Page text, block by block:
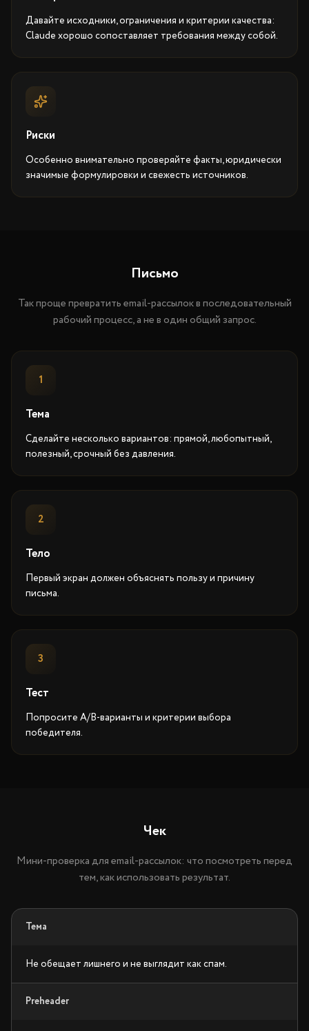
Давайте исходники, ограничения и критерии качества:
Claude хорошо сопоставляет требования между собой.
Риски
Особенно внимательно проверяйте факты, юридически
значимые формулировки и свежесть источников.
Письмо
Так проще превратить email-рассылок в последовательный
рабочий процесс, а не в один общий запрос.
1
Тема
Сделайте несколько вариантов: прямой, любопытный,
полезный, срочный без давления.
2
Тело
Первый экран должен объяснять пользу и причину
письма.
3
Тест
Попросите A/B-варианты и критерии выбора
победителя.
Чек
Мини-проверка для email-рассылок: что посмотреть перед
тем, как использовать результат.
Тема
Не обещает лишнего и не выглядит как спам.
Preheader